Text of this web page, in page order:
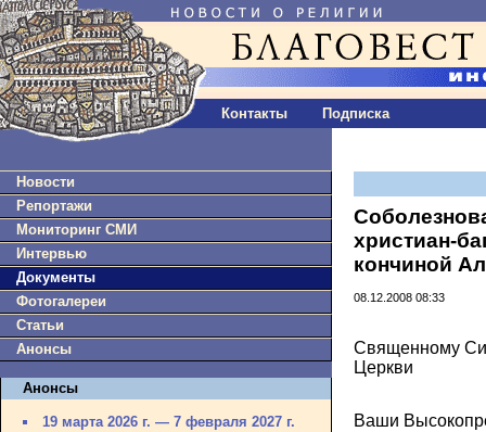
Контакты Подписка
Новости
Репортажи
Мониторинг СМИ
Интервью
Документы
Фотогалереи
Статьи
Анонсы
Анонсы
19 марта 2026 г. — 7 февраля 2027 г.
христиан-
кончиной
08.12.2008 08:33
Священному
Церкви
Ваши